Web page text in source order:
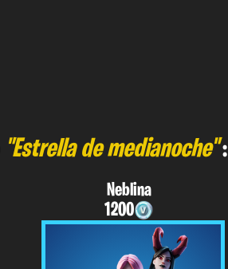
"Estrella de medianoche":
Neblina
1200